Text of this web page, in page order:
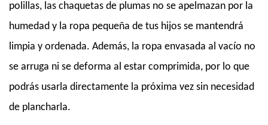
polillas, las chaquetas de plumas no se apelmazan por la
humedad y la ropa pequeña de tus hijos se mantendrá
limpia y ordenada. Además, la ropa envasada al vacío no
se arruga ni se deforma al estar comprimida, por lo que
podrás usarla directamente la próxima vez sin necesidad
de plancharla.